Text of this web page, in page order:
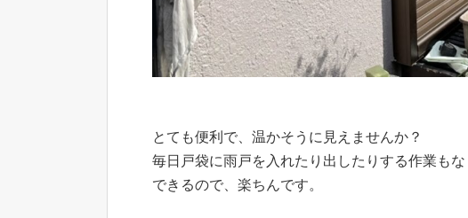
とても便利で、温かそうに見えませんか？
毎日戸袋に雨戸を入れたり出したりする作業も
できるので、楽ちんです。